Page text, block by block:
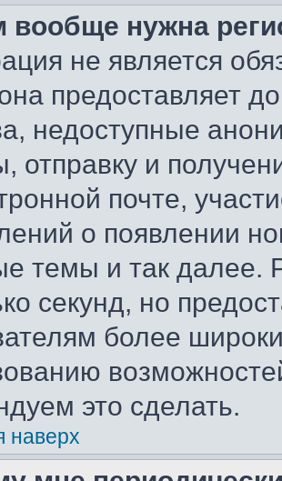
вообще нужна
не является
предоставляет
недоступные
отправку и
почте,
о появлении
темы и так далее.
секунд, но
более
это сделать.
наверх